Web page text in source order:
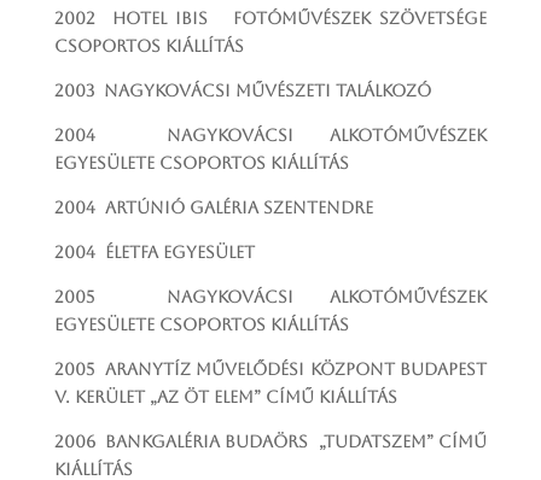
2002 Hotel Ibis Fotóművészek Szövetsége
csoportos kiállítás
2003 Nagykovácsi Művészeti Találkozó
2004 Nagykovácsi Alkotóművészek
Egyesülete csoportos kiállítás
2004 Artúnió Galéria Szentendre
2004 Életfa Egyesület
2005 Nagykovácsi Alkotóművészek
Egyesülete csoportos kiállítás
2005 Aranytíz Művelődési Központ Budapest
V. kerület „Az öt elem” című kiállítás
2006 Bankgaléria Budaörs „Tudatszem” című
kiállítás